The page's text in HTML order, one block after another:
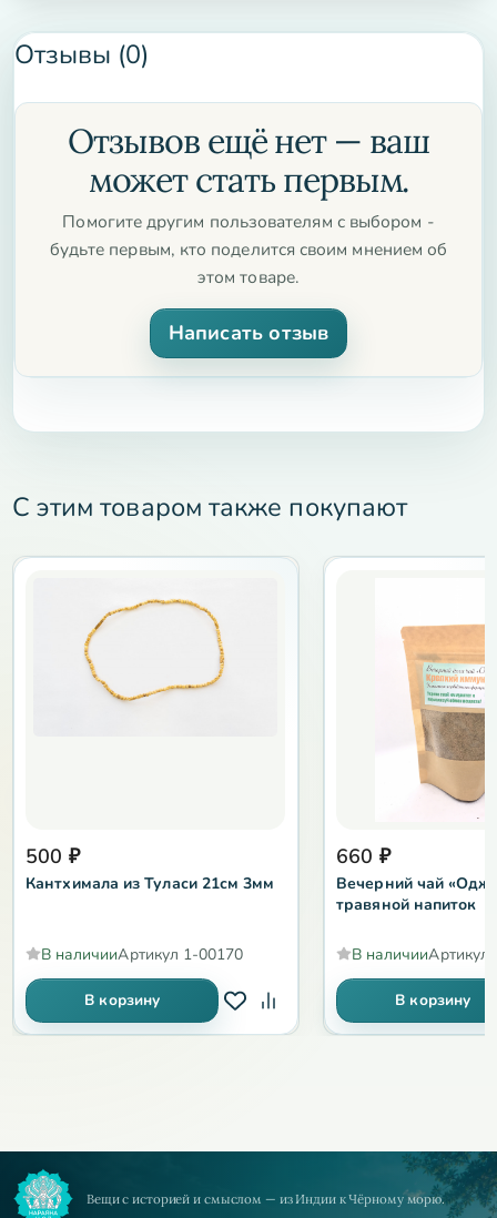
Отзывы (0)
Отзывов ещё нет — ваш
может стать первым.
Помогите другим пользователям с выбором -
будьте первым, кто поделится своим мнением об
этом товаре.
Написать отзыв
С этим товаром также покупают
500 ₽
Кантхимала из Туласи 21см 3мм
В наличииАртикул 1-00170
В корзину
660 ₽
Вечерний чай
травяной напиток
В наличииАртикул
В корзину
Вещи с историей и смыслом — из Индии к Чёрному морю.